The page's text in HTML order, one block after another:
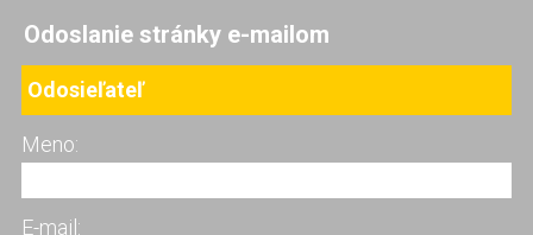
Odoslanie stránky e-mailom
Odosieľateľ
Meno:
E-mail: